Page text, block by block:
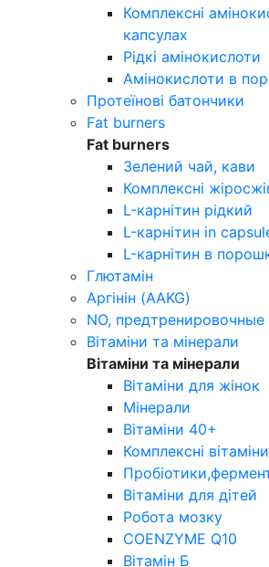
Комплексні
капсулах
Рідкі амінокислоти
Амінокислоти в
Протеїнові батончики
Fat burners
Fat burners
Зелений чай, кави
Комплексні
L-карнітин рідкий
L-карнітин in
L-карнітин в
Глютамін
Аргінін (AAKG)
NO,
Вітаміни та мінерали
Вітаміни та мінерали
Вітаміни для жінок
Мінерали
Вітаміни 40+
Комплексні вітаміни
Вітаміни для дітей
Робота мозку
COENZYME Q10
Вітамін Б